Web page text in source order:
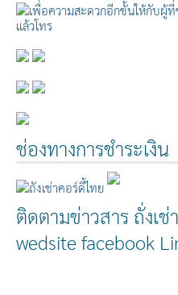
ช่องทางการชำระเงิน
ติดตามข่าวสาร ถั่งเช่
wedsite facebook